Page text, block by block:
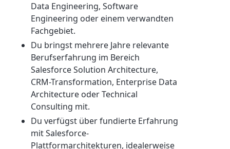
Data Engineering, Software
Engineering oder einem verwandten
Fachgebiet.
Du bringst mehrere Jahre relevante
Berufserfahrung im Bereich
Salesforce Solution Architecture,
CRM-Transformation, Enterprise Data
Architecture oder Technical
Consulting mit.
Du verfügst über fundierte Erfahrung
mit Salesforce-
Plattformarchitekturen, idealerweise